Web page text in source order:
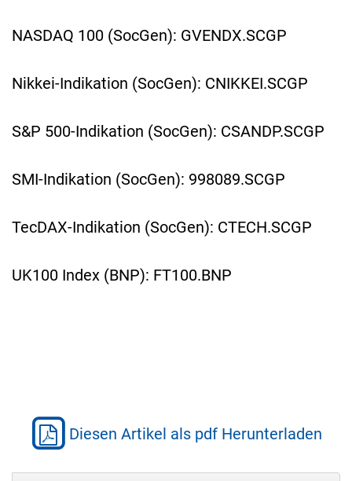
NASDAQ 100 (SocGen): GVENDX.SCGP
Nikkei-Indikation (SocGen): CNIKKEI.SCGP
S&P 500-Indikation (SocGen): CSANDP.SCGP
SMI-Indikation (SocGen): 998089.SCGP
TecDAX-Indikation (SocGen): CTECH.SCGP
UK100 Index (BNP): FT100.BNP
Diesen Artikel als pdf Herunterladen